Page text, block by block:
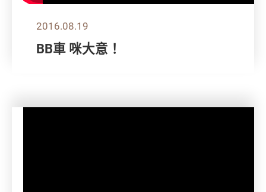
2016.08.19
BB車 咪大意！